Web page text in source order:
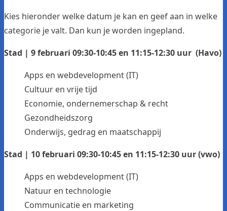
Kies hieronder welke datum je kan en geef aan in welke
categorie je valt. Dan kun je worden ingepland.
Stad | 9 februari 09:30-10:45 en 11:15-12:30 uur (Havo)
Apps en webdevelopment (IT)
Cultuur en vrije tijd
Economie, ondernemerschap & recht
Gezondheidszorg
Onderwijs, gedrag en maatschappij
Stad | 10 februari 09:30-10:45 en 11:15-12:30 uur (vwo)
Apps en webdevelopment (IT)
Natuur en technologie
Communicatie en marketing